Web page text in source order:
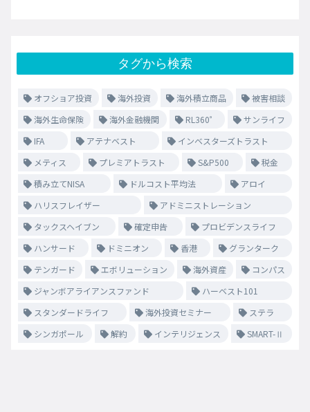
タグから検索
オフショア投資 海外投資 海外積立商品
被害相談
海外生命保険
海外金融機関 RL360゜
サンライフ
IFA
アテナベスト
インベスターズトラスト
メティス
プレミアトラスト S&P500
税金
積み立てNISA
ドルコスト平均法
アロイ
ハリスフレイザー
アドミニストレーション
タックスヘイブン
確定申告
プロビデンスライフ
ハンサード
ドミニオン 香港
グランターク
テンガード
エボリューション 海外資産
コンパス
ジャンボアライアンスファンド
ハーベスト101
スタンダードライフ
海外投資セミナー
ステラ
シンガポール
解約 インテリジェンス SMART-Ⅱ